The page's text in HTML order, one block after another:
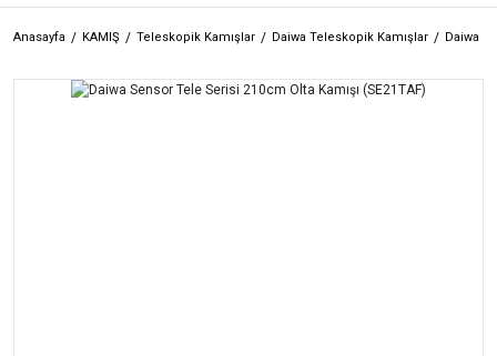
Anasayfa KAMIŞ Teleskopik Kamışlar Daiwa Teleskopik Kamışlar Daiwa